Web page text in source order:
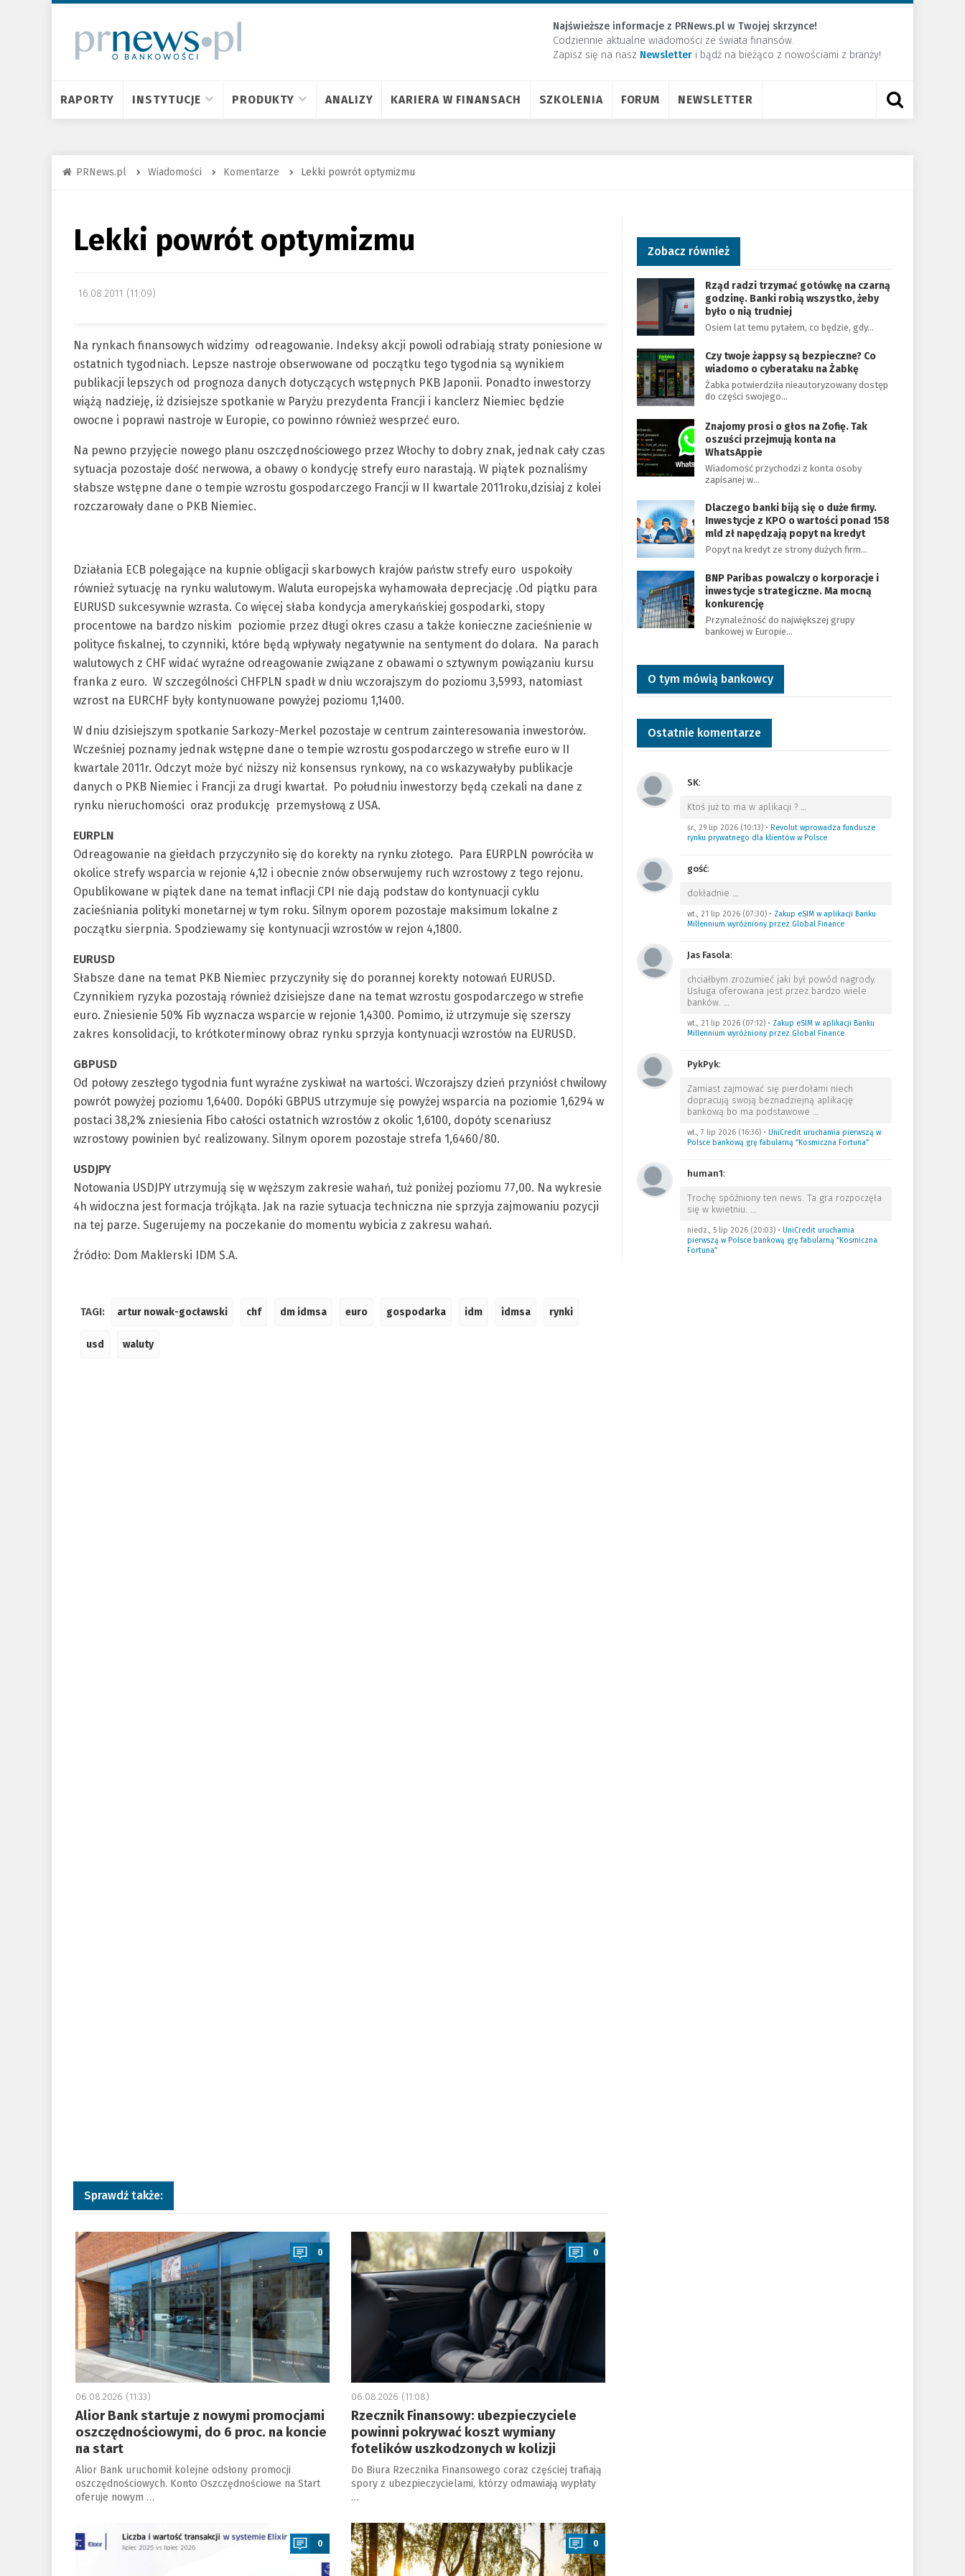
Najświeższe informacje z PRNews.pl w Twojej skrzynce!
Codziennie aktualne wiadomości ze świata finansów.
Zapisz się na nasz Newsletter ​i bądź na bieżąco z nowościami z branży!
RAPORTY INSTYTUCJE PRODUKTY ANALIZY KARIERA W FINANSACH SZKOLENIA FORUM NEWSLETTER
PRNews.pl Wiadomości Komentarze Lekki powrót optymizmu
Lekki powrót optymizmu
16.08.2011 (11:09)
Na rynkach finansowych widzimy odreagowanie. Indeksy akcji powoli odrabiają straty poniesione w
ostatnich tygodniach. Lepsze nastroje obserwowane od początku tego tygodnia są wynikiem
publikacji lepszych od prognoza danych dotyczących wstępnych PKB Japonii. Ponadto inwestorzy
wiążą nadzieję, iż dzisiejsze spotkanie w Paryżu prezydenta Francji i kanclerz Niemiec będzie
owocne i poprawi nastroje w Europie, co powinno również wesprzeć euro.
Na pewno przyjęcie nowego planu oszczędnościowego przez Włochy to dobry znak, jednak cały czas
sytuacja pozostaje dość nerwowa, a obawy o kondycję strefy euro narastają. W piątek poznaliśmy
słabsze wstępne dane o tempie wzrostu gospodarczego Francji w II kwartale 2011roku,dzisiaj z kolei
rozczarowały dane o PKB Niemiec.
Działania ECB polegające na kupnie obligacji skarbowych krajów państw strefy euro uspokoiły
również sytuację na rynku walutowym. Waluta europejska wyhamowała deprecjację .Od piątku para
EURUSD sukcesywnie wzrasta. Co więcej słaba kondycja amerykańskiej gospodarki, stopy
procentowe na bardzo niskim poziomie przez długi okres czasu a także konieczne zacieśnienie w
polityce fiskalnej, to czynniki, które będą wpływały negatywnie na sentyment do dolara. Na parach
walutowych z CHF widać wyraźne odreagowanie związane z obawami o sztywnym powiązaniu kursu
franka z euro. W szczególności CHFPLN spadł w dniu wczorajszym do poziomu 3,5993, natomiast
wzrost na EURCHF były kontynuowane powyżej poziomu 1,1400.
W dniu dzisiejszym spotkanie Sarkozy-Merkel pozostaje w centrum zainteresowania inwestorów.
Wcześniej poznamy jednak wstępne dane o tempie wzrostu gospodarczego w strefie euro w II
kwartale 2011r. Odczyt może być niższy niż konsensus rynkowy, na co wskazywałyby publikacje
danych o PKB Niemiec i Francji za drugi kwartał. Po południu inwestorzy będą czekali na dane z
rynku nieruchomości oraz produkcję przemysłową z USA.
EURPLN
Odreagowanie na giełdach przyczyniło się do korekty na rynku złotego. Para EURPLN powróciła w
okolice strefy wsparcia w rejonie 4,12 i obecnie znów obserwujemy ruch wzrostowy z tego rejonu.
Opublikowane w piątek dane na temat inflacji CPI nie dają podstaw do kontynuacji cyklu
zacieśniania polityki monetarnej w tym roku. Silnym oporem pozostaje maksimum lokalne z
początku sierpnia. Spodziewamy się kontynuacji wzrostów w rejon 4,1800.
EURUSD
Słabsze dane na temat PKB Niemiec przyczyniły się do porannej korekty notowań EURUSD.
Czynnikiem ryzyka pozostają również dzisiejsze dane na temat wzrostu gospodarczego w strefie
euro. Zniesienie 50% Fib wyznacza wsparcie w rejonie 1,4300. Pomimo, iż utrzymuje się szerszy
zakres konsolidacji, to krótkoterminowy obraz rynku sprzyja kontynuacji wzrostów na EURUSD.
GBPUSD
Od połowy zeszłego tygodnia funt wyraźne zyskiwał na wartości. Wczorajszy dzień przyniósł chwilowy
powrót powyżej poziomu 1,6400. Dopóki GBPUS utrzymuje się powyżej wsparcia na poziomie 1,6294 w
postaci 38,2% zniesienia Fibo całości ostatnich wzrostów z okolic 1,6100, dopóty scenariusz
wzrostowy powinien być realizowany. Silnym oporem pozostaje strefa 1,6460/80.
USDJPY
Notowania USDJPY utrzymują się w węższym zakresie wahań, tuż poniżej poziomu 77,00. Na wykresie
4h widoczna jest formacja trójkąta. Jak na razie sytuacja techniczna nie sprzyja zajmowaniu pozycji
na tej parze. Sugerujemy na poczekanie do momentu wybicia z zakresu wahań.
Źródło: Dom Maklerski IDM S.A.
TAGI: artur nowak-gocławski chf dm idmsa euro gospodarka idm idmsa rynki
usd waluty
Sprawdź także:
a
0
06.08.2026 (11:33)
Alior Bank startuje z nowymi promocjami
oszczędnościowymi, do 6 proc. na koncie
na start
Alior Bank uruchomił kolejne odsłony promocji
oszczędnościowych. Konto Oszczędnościowe na Start
oferuje nowym …
a
0
06.08.2026 (11:08)
Rzecznik Finansowy: ubezpieczyciele
powinni pokrywać koszt wymiany
fotelików uszkodzonych w kolizji
Do Biura Rzecznika Finansowego coraz częściej trafiają
spory z ubezpieczycielami, którzy odmawiają wypłaty
…
0
a
0
Zobacz również
Rząd radzi trzymać gotówkę na czarną
godzinę. Banki robią wszystko, żeby
było o nią trudniej
Osiem lat temu pytałem, co będzie, gdy…
Czy twoje żappsy są bezpieczne? Co
wiadomo o cyberataku na Żabkę
Żabka potwierdziła nieautoryzowany dostęp
do części swojego…
Znajomy prosi o głos na Zofię. Tak
oszuści przejmują konta na
WhatsAppie
Wiadomość przychodzi z konta osoby
zapisanej w…
Dlaczego banki biją się o duże firmy.
Inwestycje z KPO o wartości ponad 158
mld zł napędzają popyt na kredyt
Popyt na kredyt ze strony dużych firm…
BNP Paribas powalczy o korporacje i
inwestycje strategiczne. Ma mocną
konkurencję
Przynależność do największej grupy
bankowej w Europie…
O tym mówią bankowcy
Ostatnie komentarze
SK:
Ktoś już to ma w aplikacji ? …
śr., 29 lip 2026 (10:13)• Revolut wprowadza fundusze
rynku prywatnego dla klientów w Polsce
gość:
dokładnie …
wt., 21 lip 2026 (07:30)• Zakup eSIM w aplikacji Banku
Millennium wyróżniony przez Global Finance
Jas Fasola:
chciałbym zrozumieć jaki był powód nagrody.
Usługa oferowana jest przez bardzo wiele
banków. …
wt., 21 lip 2026 (07:12)• Zakup eSIM w aplikacji Banku
Millennium wyróżniony przez Global Finance
PykPyk:
Zamiast zajmować się pierdołami niech
dopracują swoją beznadziejną aplikację
bankową bo ma podstawowe …
wt., 7 lip 2026 (16:36)• UniCredit uruchamia pierwszą w
Polsce bankową grę fabularną “Kosmiczna Fortuna”
human1:
Trochę spóźniony ten news. Ta gra rozpoczęła
się w kwietniu. …
niedz., 5 lip 2026 (20:03)• UniCredit uruchamia
pierwszą w Polsce bankową grę fabularną “Kosmiczna
Fortuna”